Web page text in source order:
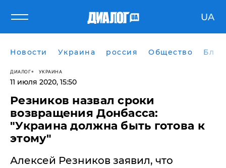
UA
Новости Украина россия Общество
ДИАЛОГ УКРАИНА
11 июля 2020, 15:50
Резников назвал сроки
возвращения Донбасса:
"Украина должна быть готова к
этому"
Алексей Резников заявил, что